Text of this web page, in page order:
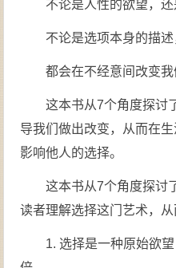
不论是人性的欲望，还
不论是选项本身的描述
都会在不经意间改变我
这本书从7个角度探讨
导我们做出改变，从而在
影响他人的选择。
这本书从7个角度探讨
读者理解选择这门艺术，从
1. 选择是一种原始欲